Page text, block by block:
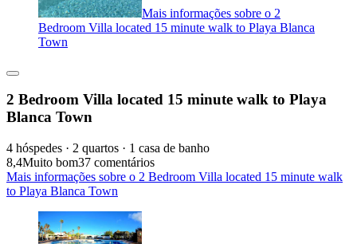
Mais informações sobre o 2
Bedroom Villa located 15 minute walk to Playa Blanca
Town
2 Bedroom Villa located 15 minute walk to Playa
Blanca Town
4 hóspedes · 2 quartos · 1 casa de banho
8,4Muito bom37 comentários
Mais informações sobre o 2 Bedroom Villa located 15 minute walk
to Playa Blanca Town